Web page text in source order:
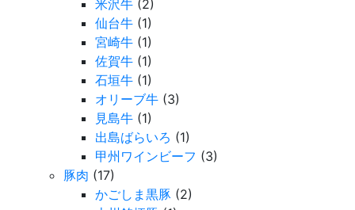
米沢牛 (2)
仙台牛 (1)
宮崎牛 (1)
佐賀牛 (1)
石垣牛 (1)
オリーブ牛 (3)
見島牛 (1)
出島ばらいろ (1)
甲州ワインビーフ (3)
豚肉 (17)
かごしま黒豚 (2)